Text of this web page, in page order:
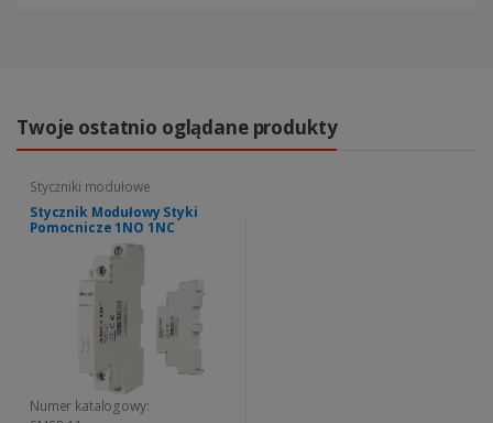
Twoje ostatnio oglądane produkty
Styczniki modułowe
Stycznik Modułowy Styki
Pomocnicze 1NO 1NC
Numer katalogowy: